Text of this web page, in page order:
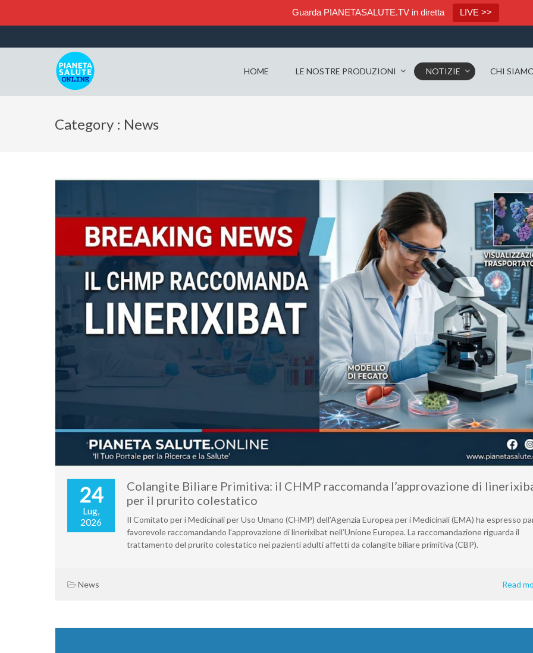
Guarda PIANETASALUTE.TV in diretta LIVE >>
HOME LE NOSTRE PRODUZIONI NOTIZIE CHI
Category : News
24
Lug,
2026
Colangite Biliare Primitiva: il CHMP raccomanda l’approvazione di
per il prurito colestatico
Il Comitato per i Medicinali per Uso Umano (CHMP) dell’Agenzia Europea per i Medicinali (EMA) ha espresso
favorevole raccomandando l’approvazione di linerixibat nell’Unione Europea. La raccomandazione riguarda il
trattamento del prurito colestatico nei pazienti adulti affetti da colangite biliare primitiva (CBP).
News Read